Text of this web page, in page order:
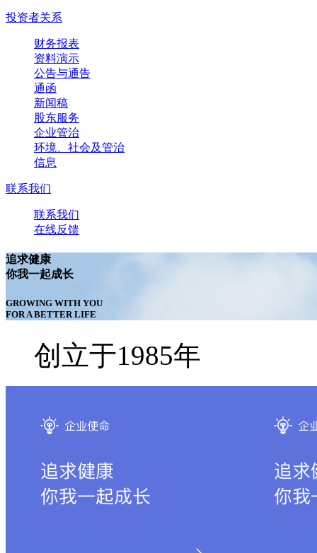
投资者关系
财务报表
资料演示
公告与通告
通函
新闻稿
股东服务
企业管治
环境、社会及管治
信息
联系我们
联系我们
在线反馈
追求健康
你我一起成长
GROWING WITH YOU
FOR A BETTER LIFE
创立于1985年